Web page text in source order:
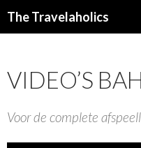
The Travelaholics
VIDEO’S
Voor de complete